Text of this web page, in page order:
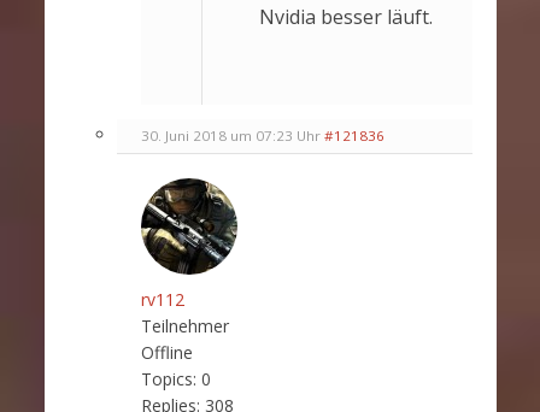
Nvidia besser läuft.
30. Juni 2018 um 07:23 Uhr #121836
rv112
Teilnehmer
Offline
Topics: 0
Replies: 308